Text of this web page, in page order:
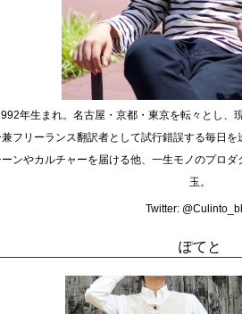
年生まれ。名古屋・京都・東京を転々とし、
フリーランス翻訳者として試行錯誤する毎日
ンやカルチャーを届ける他、一生モノのプロ
玉。
Twitter:
ぽてと